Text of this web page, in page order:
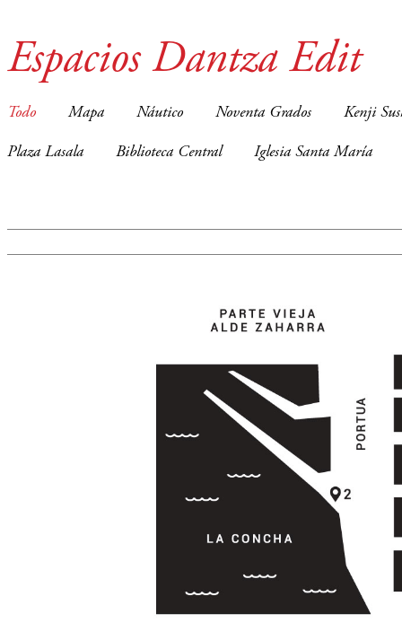
Espacios Dantza Edit
Todo Mapa Náutico Noventa Grados Kenji
Plaza Lasala Biblioteca Central Iglesia Santa María